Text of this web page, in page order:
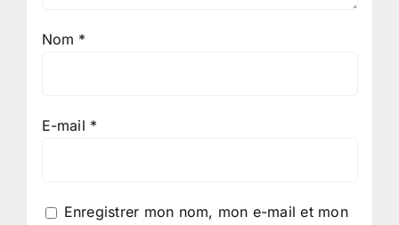
Nom *
E-mail *
Enregistrer mon nom, mon e-mail et mon